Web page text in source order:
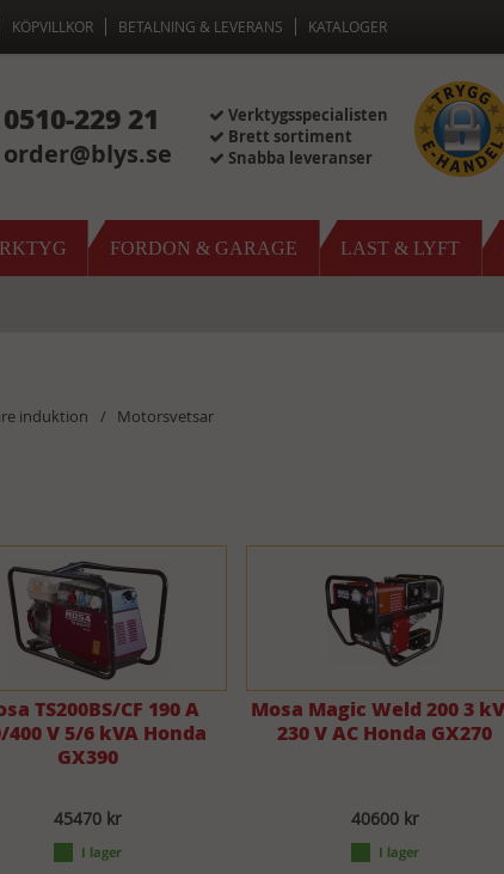
KÖPVILLKOR BETALNING & LEVERANS KATALOGER
0510-229 21
order@blys.se
Verktygsspecialisten
Brett sortiment
Snabba leveranser
FORDON & GARAGE LAST & LYFT
induktion Motorsvetsar
TS200BS/CF 190 A
400 V 5/6 kVA Honda
GX390
45470 kr
Mosa Magic Weld 200 3
230 V AC Honda GX270
40600 kr